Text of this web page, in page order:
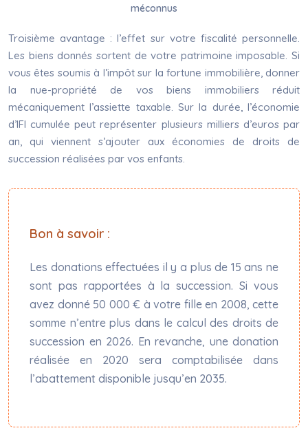
méconnus
Troisième avantage : l’effet sur votre fiscalité personnelle.
Les biens donnés sortent de votre patrimoine imposable. Si
vous êtes soumis à l’impôt sur la fortune immobilière, donner
la nue-propriété de vos biens immobiliers réduit
mécaniquement l’assiette taxable. Sur la durée, l’économie
d’IFI cumulée peut représenter plusieurs milliers d’euros par
an, qui viennent s’ajouter aux économies de droits de
succession réalisées par vos enfants.
Bon à savoir :
Les donations effectuées il y a plus de 15 ans ne
sont pas rapportées à la succession. Si vous
avez donné 50 000 € à votre fille en 2008, cette
somme n’entre plus dans le calcul des droits de
succession en 2026. En revanche, une donation
réalisée en 2020 sera comptabilisée dans
l’abattement disponible jusqu’en 2035.